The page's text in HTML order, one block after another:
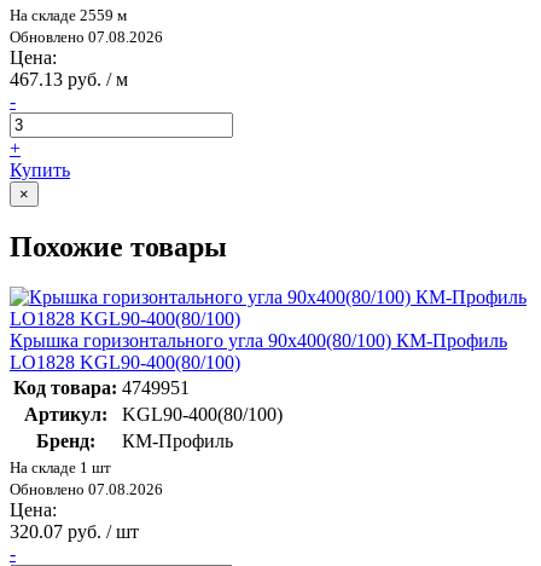
На складе 2559 м
Обновлено 07.08.2026
Цена:
467.13 руб. / м
-
+
Купить
×
Похожие товары
Крышка горизонтального угла 90х400(80/100) КМ-Профиль
LO1828 KGL90-400(80/100)
Код товара: 4749951
Артикул:
KGL90-400(80/100)
Бренд:
КМ-Профиль
На складе 1 шт
Обновлено 07.08.2026
Цена:
320.07 руб. / шт
-